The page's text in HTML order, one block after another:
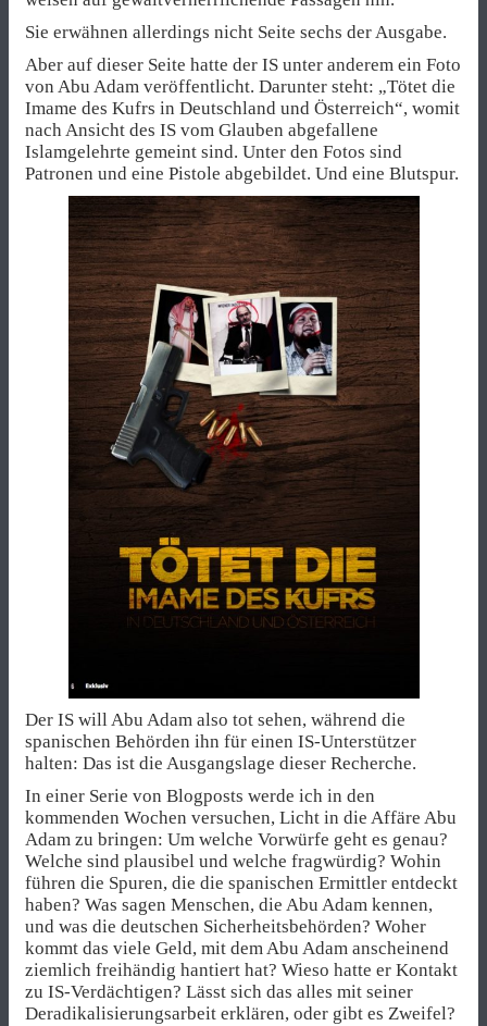
Sie erwähnen allerdings nicht Seite sechs der Ausgabe.
Aber auf dieser Seite hatte der IS unter anderem ein Foto
von Abu Adam veröffentlicht. Darunter steht: „Tötet die
Imame des Kufrs in Deutschland und Österreich“, womit
nach Ansicht des IS vom Glauben abgefallene
Islamgelehrte gemeint sind. Unter den Fotos sind
Patronen und eine Pistole abgebildet. Und eine Blutspur.
Der IS will Abu Adam also tot sehen, während die
spanischen Behörden ihn für einen IS-Unterstützer
halten: Das ist die Ausgangslage dieser Recherche.
In einer Serie von Blogposts werde ich in den
kommenden Wochen versuchen, Licht in die Affäre Abu
Adam zu bringen: Um welche Vorwürfe geht es genau?
Welche sind plausibel und welche fragwürdig? Wohin
führen die Spuren, die die spanischen Ermittler entdeckt
haben? Was sagen Menschen, die Abu Adam kennen,
und was die deutschen Sicherheitsbehörden? Woher
kommt das viele Geld, mit dem Abu Adam anscheinend
ziemlich freihändig hantiert hat? Wieso hatte er Kontakt
zu IS-Verdächtigen? Lässt sich das alles mit seiner
Deradikalisierungsarbeit erklären, oder gibt es Zweifel?